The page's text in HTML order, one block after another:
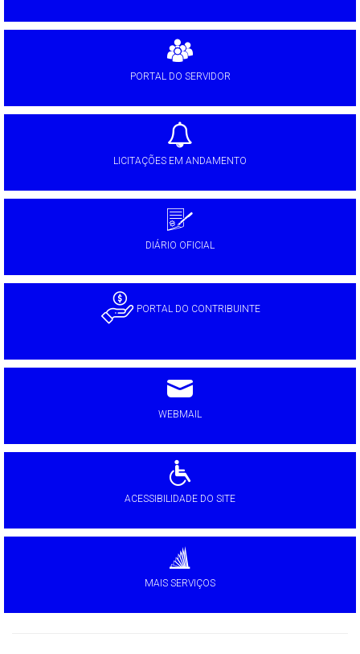
PORTAL DO SERVIDOR
LICITAÇÕES EM ANDAMENTO
DIÁRIO OFICIAL
PORTAL DO CONTRIBUINTE
WEBMAIL
ACESSIBILIDADE DO SITE
MAIS SERVIÇOS